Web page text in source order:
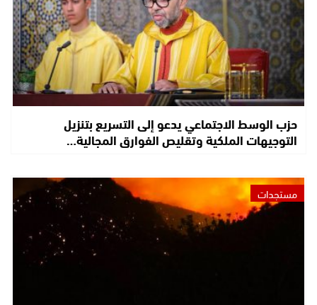
حزب الوسط الاجتماعي يدعو إلى التسريع بتنزيل
التوجيهات الملكية وتقليص الفوارق المجالية…
مستجدات